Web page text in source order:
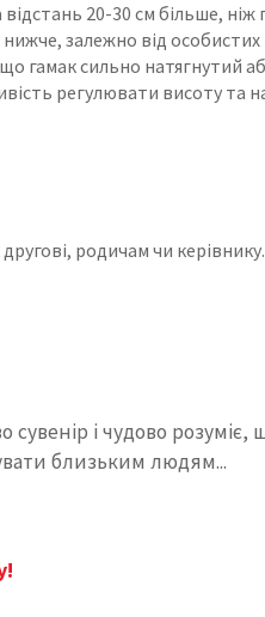
20-30 см більше,
залежно від особистих
гамак сильно
регулювати висоту та
родичам чи
сувенір і чудово
близьким людям...